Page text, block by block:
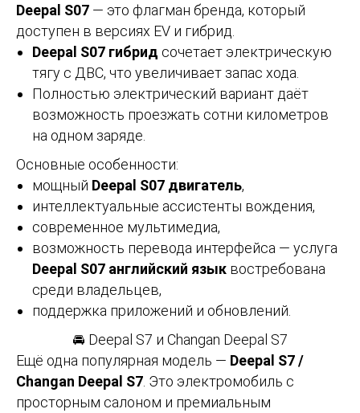
Deepal S07 — это флагман бренда, который
доступен в версиях EV и гибрид.
Deepal S07 гибрид сочетает электрическую
тягу с ДВС, что увеличивает запас хода.
Полностью электрический вариант даёт
возможность проезжать сотни километров
на одном заряде.
Основные особенности:
мощный Deepal S07 двигатель,
интеллектуальные ассистенты вождения,
современное мультимедиа,
возможность перевода интерфейса — услуга
Deepal S07 английский язык востребована
среди владельцев,
поддержка приложений и обновлений.
🚘 Deepal S7 и Changan Deepal S7
Ещё одна популярная модель — Deepal S7 /
Changan Deepal S7 . Это электромобиль с
просторным салоном и премиальным